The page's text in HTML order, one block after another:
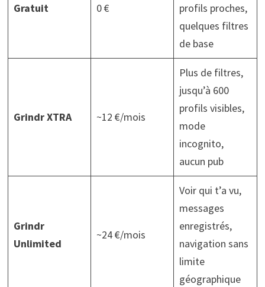
Gratuit 0 €
profils proches,
quelques filtres
de base
Grindr XTRA ~12 €/mois
Plus de filtres,
jusqu’à 600
profils visibles,
mode
incognito,
aucun pub
Grindr
Unlimited
~24 €/mois
Voir qui t’a vu,
messages
enregistrés,
navigation sans
limite
géographique